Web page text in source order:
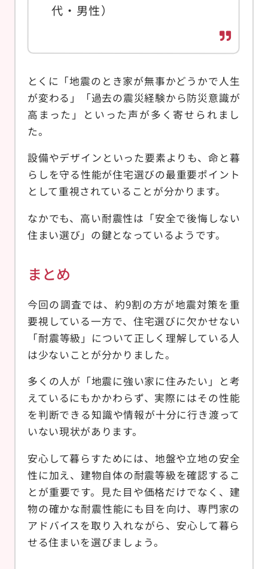
代・男性）
とくに「地震のとき家が無事かどうかで人生
が変わる」「過去の震災経験から防災意識が
高まった」といった声が多く寄せられまし
た。
設備やデザインといった要素よりも、命と暮
らしを守る性能が住宅選びの最重要ポイント
として重視されていることが分かります。
なかでも、高い耐震性は「安全で後悔しない
住まい選び」の鍵となっているようです。
まとめ
今回の調査では、約9割の方が地震対策を重
要視している一方で、住宅選びに欠かせない
「耐震等級」について正しく理解している人
は少ないことが分かりました。
多くの人が「地震に強い家に住みたい」と考
えているにもかかわらず、実際にはその性能
を判断できる知識や情報が十分に行き渡って
いない現状があります。
安心して暮らすためには、地盤や立地の安全
性に加え、建物自体の耐震等級を確認するこ
とが重要です。見た目や価格だけでなく、建
物の確かな耐震性能にも目を向け、専門家の
アドバイスを取り入れながら、安心して暮ら
せる住まいを選びましょう。